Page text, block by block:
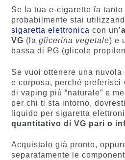
Se la tua e-cigarette fa tanto
probabilmente stai
sigaretta elettronica con un’
VG (la glicerina vegetale) e
bassa di PG (glicole
Se vuoi ottenere una nuvola
e corposa, perché preferisci
di vaping più “naturale” e
per chi ti sta intorno,
liquido per sigaretta
quantitativo di VG pari o
Acquistalo già pronto,
separatamente le